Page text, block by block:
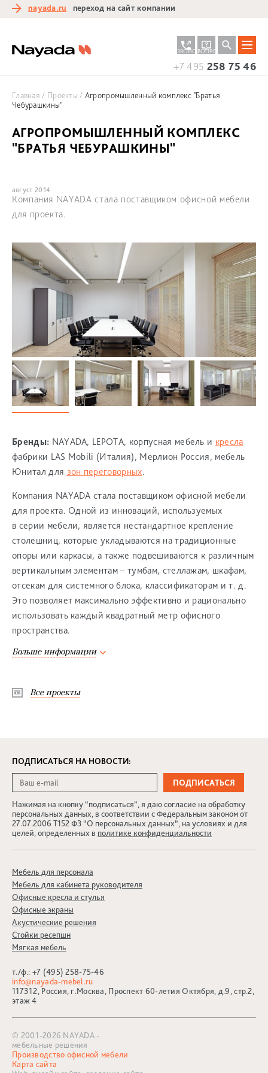
nayada.ru переход на сайт компании
ЗАКАЗАТЬ
ЗВОНОК
ЗАДАТЬ
ВОПРОС
+7 495 258 75 46
Главная Проекты
Агропромышленный комплекс "Братья
Чебурашкины"
АГРОПРОМЫШЛЕННЫЙ КОМПЛЕКС
"БРАТЬЯ ЧЕБУРАШКИНЫ"
август 2014
Компания NAYADA стала поставщиком офисной мебели
для проекта.
Бренды: NAYADA, LEPOTA, корпусная мебель и кресла
фабрики LAS Mobili (Италия), Мерлион Россия, мебель
Юнитал для зон переговорных.
Компания NAYADA стала поставщиком офисной мебели
для проекта. Одной из инноваций, используемых
в серии мебели, является нестандартное крепление
столешниц, которые укладываются на традиционные
опоры или каркасы, а также подвешиваются к различным
вертикальным элементам – тумбам, стеллажам, шкафам,
отсекам для системного блока, классификаторам и т. д.
Это позволяет максимально эффективно и рационально
использовать каждый квадратный метр офисного
пространства.
Больше информации
Все проекты
ПОДПИСАТЬСЯ НА НОВОСТИ:
Нажимая на кнопку “подписаться”, я даю согласие на обработку
персональных данных, в соответствии с Федеральным законом от
27.07.2006 Т152 ФЗ “О персональных данных”, на условиях и для
целей, определенных в политике конфиденциальности
Мебель для персонала
Мебель для кабинета руководителя
Офисные кресла и стулья
Офисные экраны
Акустические решения
Стойки ресепшн
Мягкая мебель
т./ф.: +7 (495) 258-75-46
info@nayada-mebel.ru
117312, Россия, г.Москва, Проспект 60-летия Октября, д.9, стр.2,
этаж 4
© 2001-2026 NAYADA -
мебельные решения
Производство офисной мебели
Карта сайта